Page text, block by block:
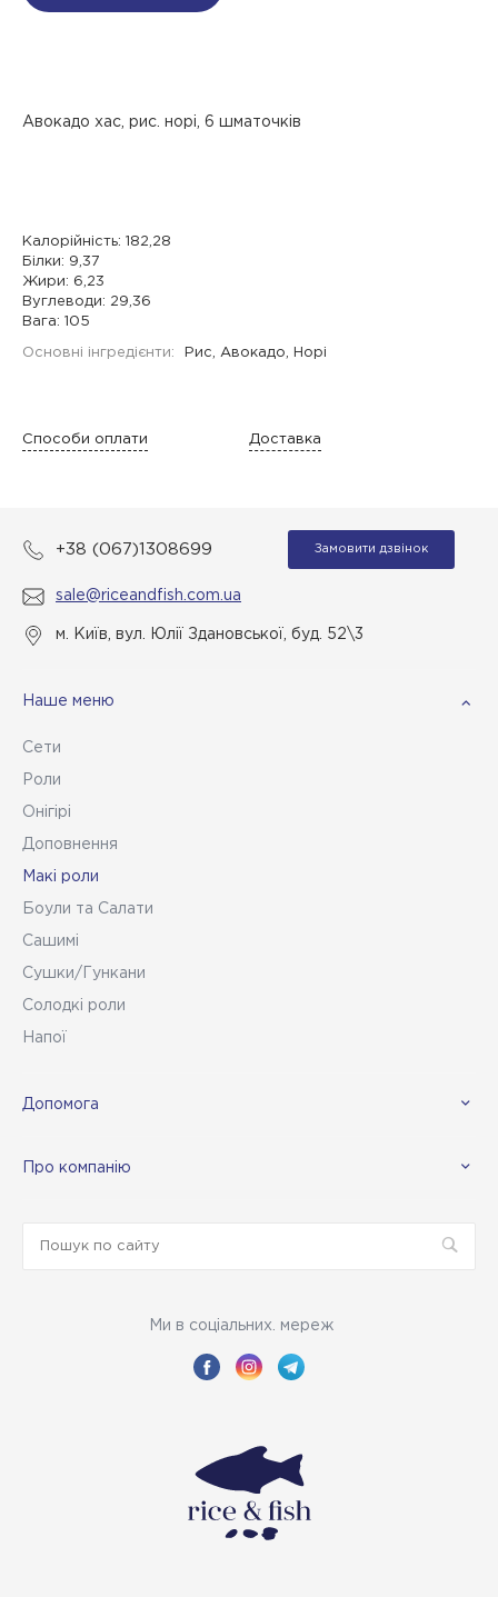
Авокадо хас, рис. норі, 6 шматочків
Калорійність: 182,28
Білки: 9,37
Жири: 6,23
Вуглеводи: 29,36
Вага: 105
Основні інгредієнти: Рис, Авокадо, Норі
Способи оплати Доставка
+38 (067)1308699 Замовити дзвінок
sale@riceandfish.com.ua
м. Київ, вул. Юлії Здановської, буд. 52\3
Наше меню
Сети
Роли
Онігірі
Доповнення
Макі роли
Боули та Салати
Сашимі
Сушки/Гункани
Солодкі роли
Напої
Допомога
Про компанію
Ми в соціальних. мереж